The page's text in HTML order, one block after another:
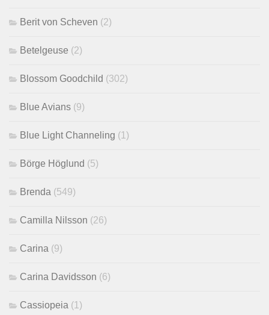
Berit von Scheven (2)
Betelgeuse (2)
Blossom Goodchild (302)
Blue Avians (9)
Blue Light Channeling (1)
Börge Höglund (5)
Brenda (549)
Camilla Nilsson (26)
Carina (9)
Carina Davidsson (6)
Cassiopeia (1)